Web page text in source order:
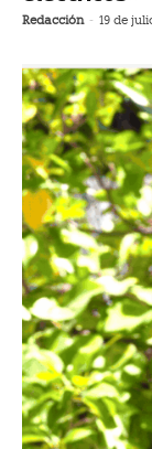
Redacción - 19 de